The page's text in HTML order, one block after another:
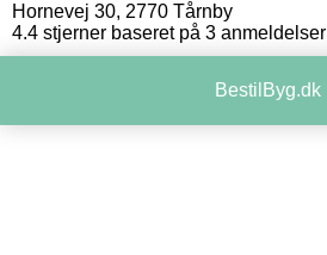
Hornevej 30, 2770 Tårnby
4.4 stjerner baseret på 3 anmeldelser
BestilByg.dk